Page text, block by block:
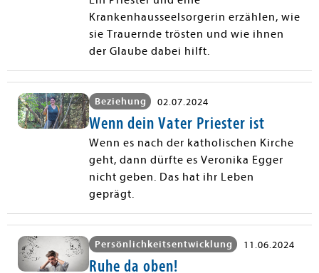
Krankenhausseelsorgerin erzählen, wie
sie Trauernde trösten und wie ihnen
der Glaube dabei hilft.
Beziehung 02.07.2024
Wenn dein Vater Priester ist
Wenn es nach der katholischen Kirche
geht, dann dürfte es Veronika Egger
nicht geben. Das hat ihr Leben
geprägt.
Persönlichkeitsentwicklung 11.06.2024
Ruhe da oben!